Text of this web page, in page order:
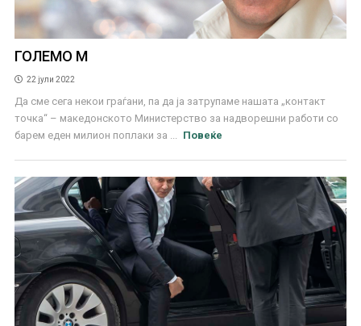
ГОЛЕМО М
22 јули 2022
Да сме сега некои граѓани, па да ја затрупаме нашата „контакт
точка“ – македонското Министерство за надворешни работи со
барем еден милион поплаки за ...
Повеќе